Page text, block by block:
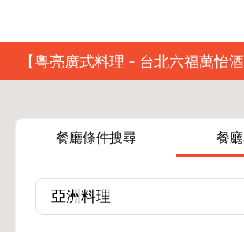
【粵亮廣式料理 - 台北六福萬怡
8 折起｜靓港點套餐
餐廳條件搜尋 餐